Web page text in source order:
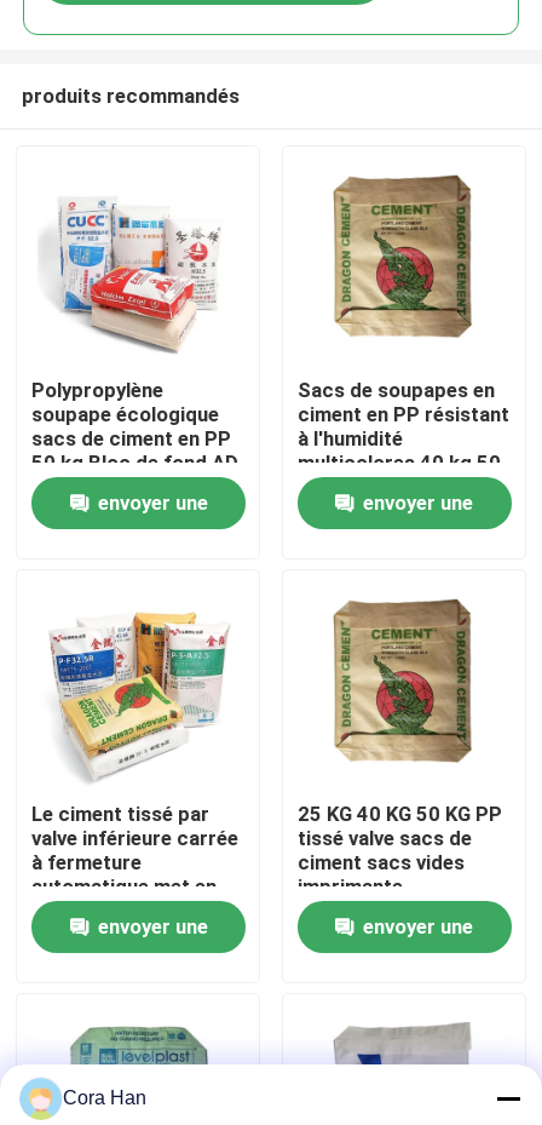
Maison
Produits
Visite d'usine
Contrôle de qualité
Contactez-nous
Nouvelles
Demandez une citation
Sacs de empaquetage de ciment
Pp cimentent des sacs
produits recommandés
Polypropylène
soupape écologique
sacs de ciment en PP
50 kg Bloc de fond AD
STAR emballage
envoyer une
Sacs de soupapes en
ciment en PP résistant
à l'humidité
multicolores 40 kg 50
kg
envoyer une
Le ciment tissé par
valve inférieure carrée
à fermeture
automatique met en
sac 20 kilogrammes
25 kilogrammes 40
kilogrammes 50
envoyer une
25 KG 40 KG 50 KG PP
tissé valve sacs de
ciment sacs vides
imprimante
industrielle
envoyer une
Cora Han